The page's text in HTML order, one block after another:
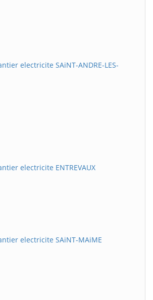
electricite SAiNT-ANDRE-LES-
electricite ENTREVAUX
electricite SAiNT-MAiME